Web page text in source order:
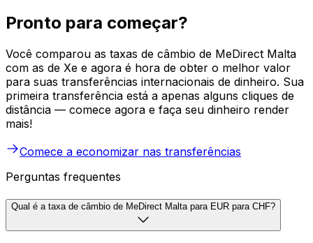
Pronto para começar?
Você comparou as taxas de câmbio de MeDirect Malta
com as de Xe e agora é hora de obter o melhor valor
para suas transferências internacionais de dinheiro. Sua
primeira transferência está a apenas alguns cliques de
distância — comece agora e faça seu dinheiro render
mais!
Comece a economizar nas transferências
Perguntas frequentes
Qual é a taxa de câmbio de MeDirect Malta para EUR para CHF?